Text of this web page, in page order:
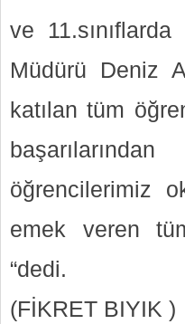
ve
Müdürü Deniz
katılan tüm
öğrencilerimiz
emek veren
“dedi.
(FİKRET BIYIK )